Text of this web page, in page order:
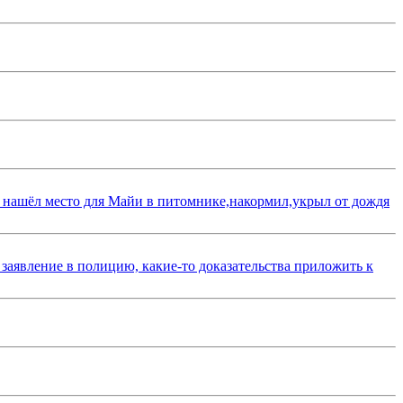
место для Майи в питомнике,накормил,укрыл от дождя
в полицию, какие-то доказательства приложить к